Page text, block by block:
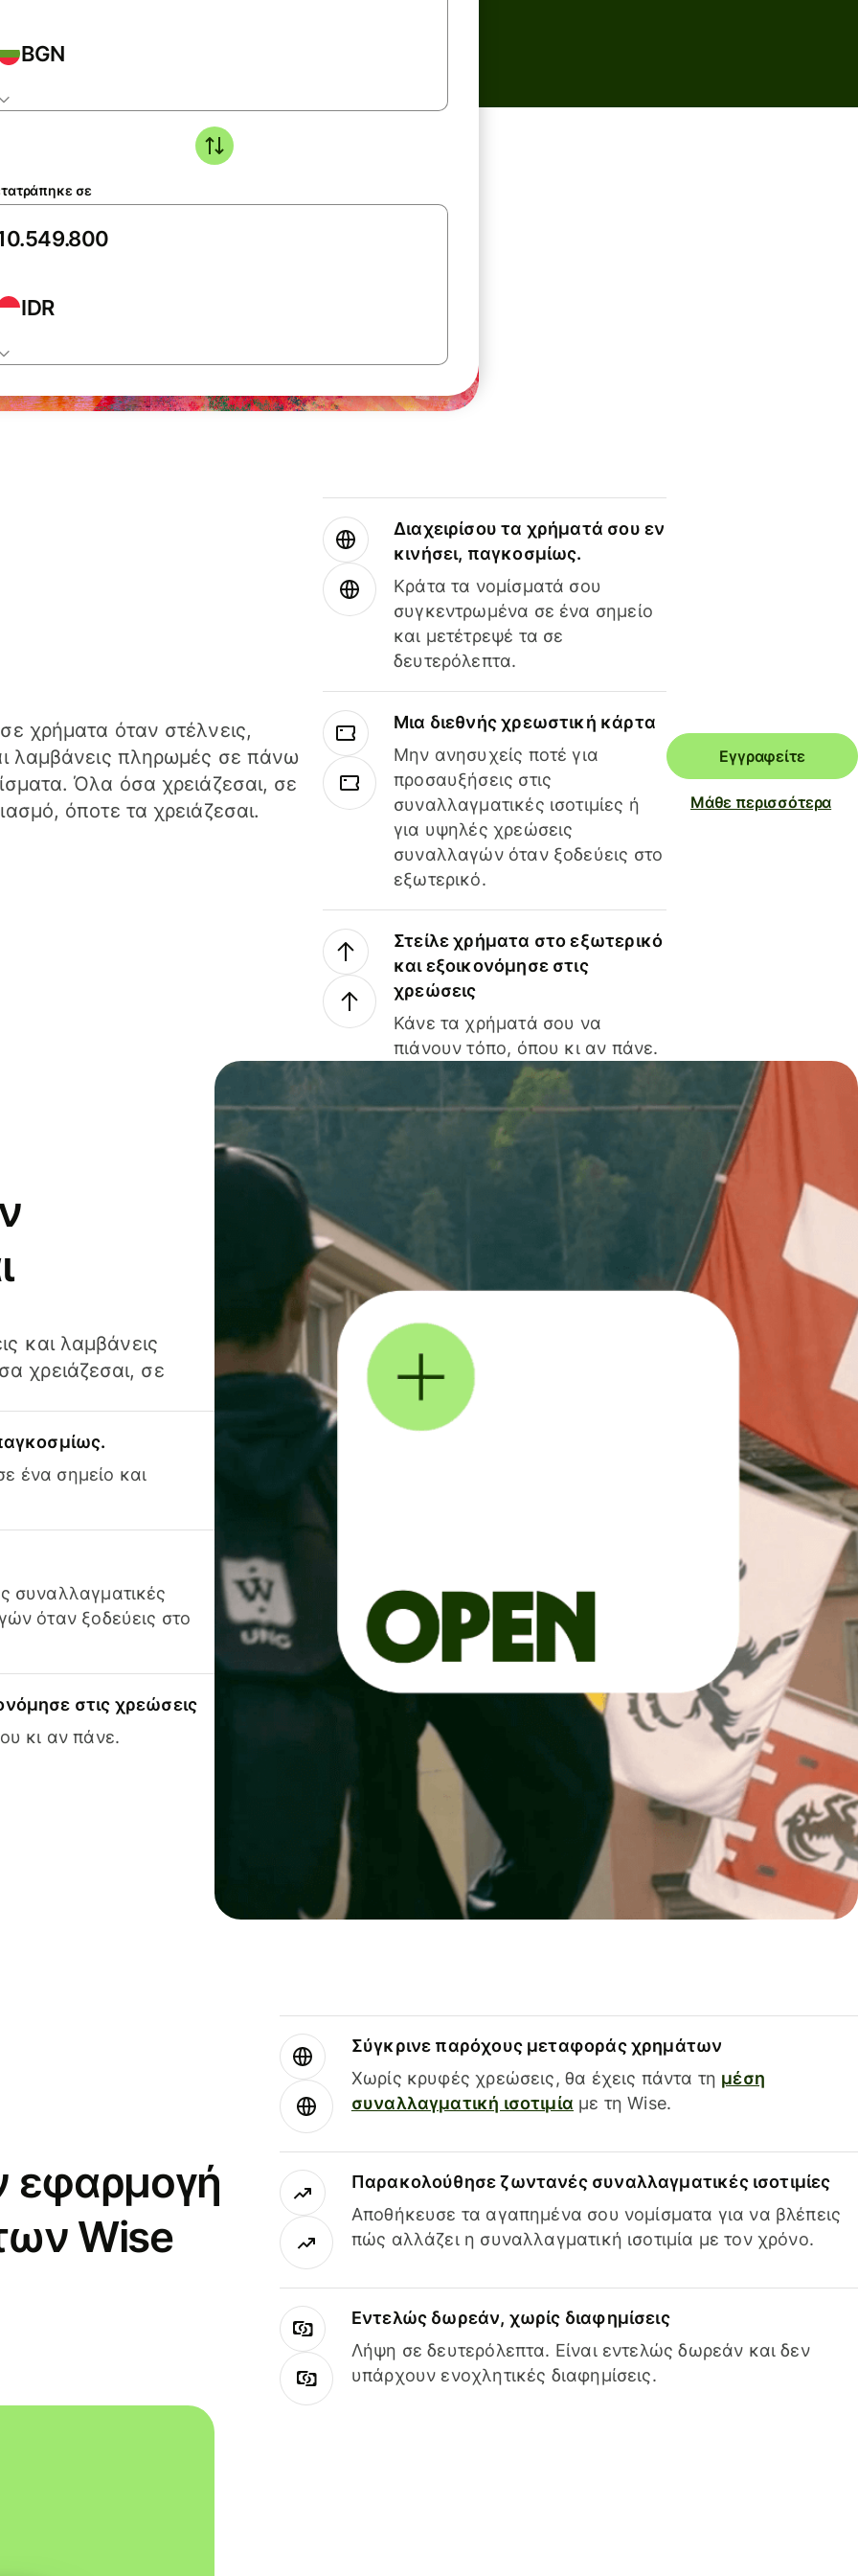
BGN
σε
IDR
χρήματα όταν στέλνεις,
λαμβάνεις πληρωμές σε πάνω
Όλα όσα χρειάζεσαι, σε
όποτε τα χρειάζεσαι.
Διαχειρίσου τα χρήματά σου εν
κινήσει, παγκοσμίως.
Κράτα τα νομίσματά σου
συγκεντρωμένα σε ένα σημείο
και μετέτρεψέ τα σε
δευτερόλεπτα.
Μια διεθνής χρεωστική κάρτα
Μην ανησυχείς ποτέ για
προσαυξήσεις στις
συναλλαγματικές ισοτιμίες ή
για υψηλές χρεώσεις
συναλλαγών όταν ξοδεύεις στο
εξωτερικό.
Στείλε χρήματα στο εξωτερικό
και εξοικονόμησε στις
χρεώσεις
Κάνε τα χρήματά σου να
πιάνουν τόπο, όπου κι αν πάνε.
Εγγραφείτε
Μάθε περισσότερα
και λαμβάνεις
χρειάζεσαι, σε
ένα σημείο και
συναλλαγματικές
όταν ξοδεύεις στο
στις χρεώσεις
κι αν πάνε.
εφαρμογή
Wise
Σύγκρινε παρόχους μεταφοράς χρημάτων
Χωρίς κρυφές χρεώσεις, θα έχεις πάντα τη μέση
συναλλαγματική ισοτιμία με τη Wise.
Παρακολούθησε ζωντανές συναλλαγματικές ισοτιμίες
Αποθήκευσε τα αγαπημένα σου νομίσματα για να βλέπεις
πώς αλλάζει η συναλλαγματική ισοτιμία με τον χρόνο.
Εντελώς δωρεάν, χωρίς διαφημίσεις
Λήψη σε δευτερόλεπτα. Είναι εντελώς δωρεάν και δεν
υπάρχουν ενοχλητικές διαφημίσεις.